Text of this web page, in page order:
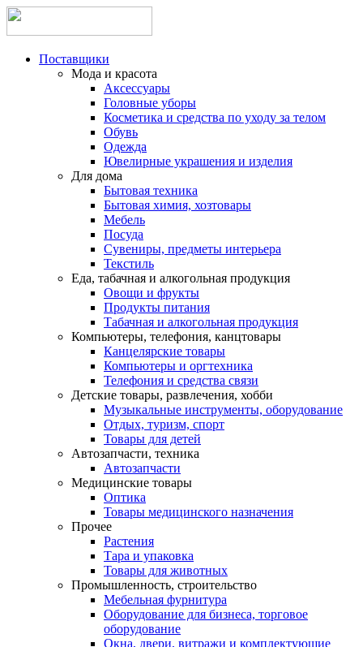
Поставщики
Мода и красота
Аксессуары
Головные уборы
Косметика и средства по уходу за телом
Обувь
Одежда
Ювелирные украшения и изделия
Для дома
Бытовая техника
Бытовая химия, хозтовары
Мебель
Посуда
Сувениры, предметы интерьера
Текстиль
Еда, табачная и алкогольная продукция
Овощи и фрукты
Продукты питания
Табачная и алкогольная продукция
Компьютеры, телефония, канцтовары
Канцелярские товары
Компьютеры и оргтехника
Телефония и средства связи
Детские товары, развлечения, хобби
Музыкальные инструменты, оборудование
Отдых, туризм, спорт
Товары для детей
Автозапчасти, техника
Автозапчасти
Медицинские товары
Оптика
Товары медицинского назначения
Прочее
Растения
Тара и упаковка
Товары для животных
Промышленность, строительство
Мебельная фурнитура
Оборудование для бизнеса, торговое
оборудование
Окна, двери, витражи и комплектующие